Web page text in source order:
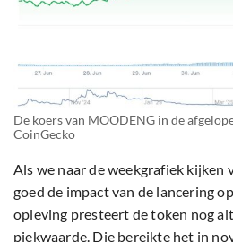
De koers van MOODENG in de
CoinGecko
Als we naar de weekgrafiek kijken
goed de impact van de lancering
opleving presteert de token nog
piekwaarde. Die bereikte het in